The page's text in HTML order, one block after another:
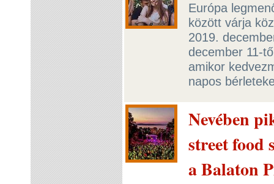
Európa
között várja
2019.
december 11-
amikor
napos
Nevében
street food
a Balaton